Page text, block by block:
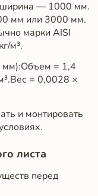
— 1000 мм.
мм или 3000 мм.
марки AISI
м³.
мм):Объем = 1,4
= 0,0028 ×
и монтировать
листа
перед